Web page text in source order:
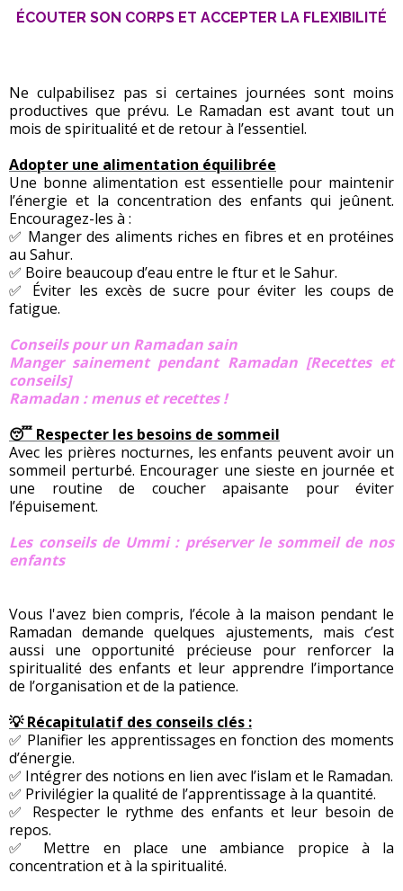
ÉCOUTER SON CORPS ET ACCEPTER LA FLEXIBILITÉ
Ne culpabilisez pas si certaines journées sont moins
productives que prévu. Le Ramadan est avant tout un
mois de spiritualité et de retour à l’essentiel.
Adopter une alimentation équilibrée
Une bonne alimentation est essentielle pour maintenir
l’énergie et la concentration des enfants qui jeûnent.
Encouragez-les à :
✅ Manger des aliments riches en fibres et en protéines
au Sahur.
✅ Boire beaucoup d’eau entre le ftur et le Sahur.
✅ Éviter les excès de sucre pour éviter les coups de
fatigue.
Conseils pour un Ramadan sain
Manger sainement pendant Ramadan [Recettes et
conseils]
Ramadan : menus et recettes !
😴 Respecter les besoins de sommeil
Avec les prières nocturnes, les enfants peuvent avoir un
sommeil perturbé. Encourager une sieste en journée et
une routine de coucher apaisante pour éviter
l’épuisement.
Les conseils de Ummi : préserver le sommeil de nos
enfants
Vous l'avez bien compris, l’école à la maison pendant le
Ramadan demande quelques ajustements, mais c’est
aussi une opportunité précieuse pour renforcer la
spiritualité des enfants et leur apprendre l’importance
de l’organisation et de la patience.
💡 Récapitulatif des conseils clés :
✅ Planifier les apprentissages en fonction des moments
d’énergie.
✅ Intégrer des notions en lien avec l’islam et le Ramadan.
✅ Privilégier la qualité de l’apprentissage à la quantité.
✅ Respecter le rythme des enfants et leur besoin de
repos.
✅ Mettre en place une ambiance propice à la
concentration et à la spiritualité.